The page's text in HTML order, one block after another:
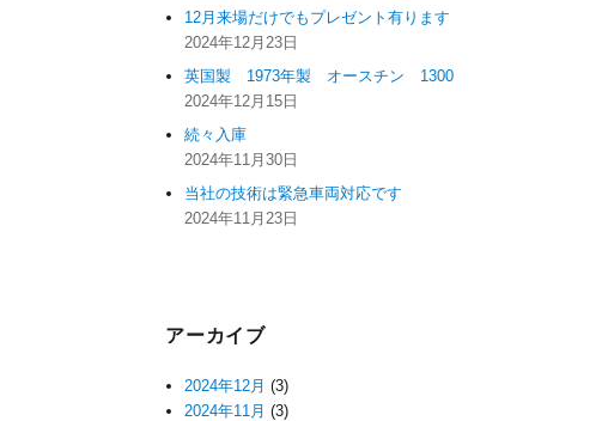
12月来場だけでもプレゼント有ります
2024年12月23日
英国製 1973年製 オースチン 1300
2024年12月15日
続々入庫
2024年11月30日
当社の技術は緊急車両対応です
2024年11月23日
アーカイブ
2024年12月 (3)
2024年11月 (3)